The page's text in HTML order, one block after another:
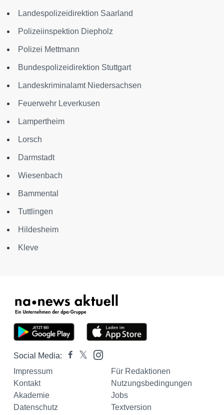
Landespolizeidirektion Saarland
Polizeiinspektion Diepholz
Polizei Mettmann
Bundespolizeidirektion Stuttgart
Landeskriminalamt Niedersachsen
Feuerwehr Leverkusen
Lampertheim
Lorsch
Darmstadt
Wiesenbach
Bammental
Tuttlingen
Hildesheim
Kleve
Social Media:
Impressum
Für Redaktionen
Kontakt
Nutzungsbedingungen
Akademie
Jobs
Datenschutz
Textversion